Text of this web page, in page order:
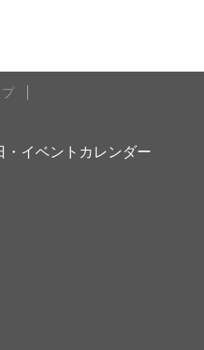
・イベントカレンダー